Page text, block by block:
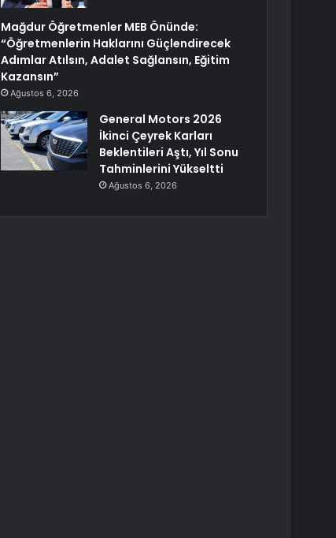
Mağdur Öğretmenler MEB Önünde:
“Öğretmenlerin Haklarını Güçlendirecek
Adımlar Atılsın, Adalet Sağlansın, Eğitim
Kazansın”
Ağustos 6, 2026
General Motors 2026
İkinci Çeyrek Karları
Beklentileri Aştı, Yıl Sonu
Tahminlerini Yükseltti
Ağustos 6, 2026